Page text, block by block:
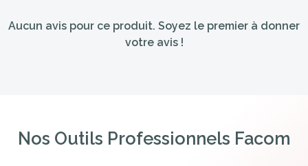
Aucun avis pour ce produit. Soyez le premier à donner
votre avis !
Nos Outils Professionnels Facom